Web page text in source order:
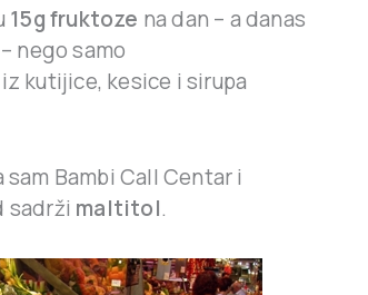
15g fruktoze na dan – a danas
nego samo
kutijice, kesice i sirupa
Bambi Call Centar i
sadrži maltitol.